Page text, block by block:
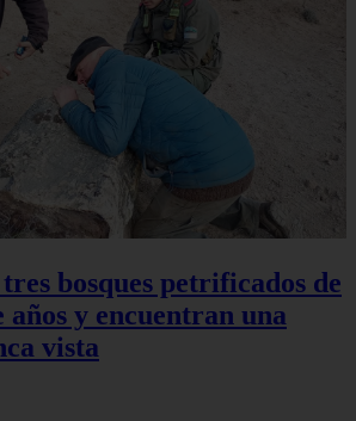
bosques petrificados de
años y encuentran una
vista